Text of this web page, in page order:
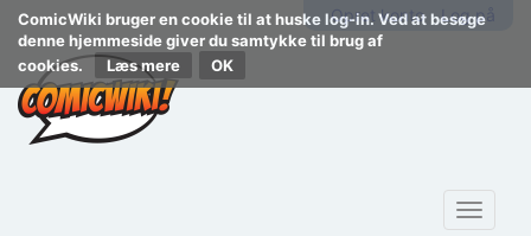
ComicWiki bruger en cookie til at huske log-in. Ved at besøge
denne hjemmeside giver du samtykke til brug af
cookies.
Læs mere
Opret konto Log på
Toggle